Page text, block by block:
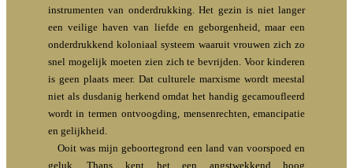
instrumenten van onderdrukking. Het gezin is niet langer
een veilige haven van liefde en geborgenheid, maar een
onderdrukkend koloniaal systeem waaruit vrouwen zich zo
snel mogelijk moeten zien zich te bevrijden. Voor kinderen
is geen plaats meer. Dat culturele marxisme wordt meestal
niet als dusdanig herkend omdat het handig gecamoufleerd
wordt in termen ontvoogding, mensenrechten, emancipatie
en gelijkheid.
Ooit was mijn geboortegrond een land van voorspoed en
geluk. Thans kent het een angstwekkend hoog